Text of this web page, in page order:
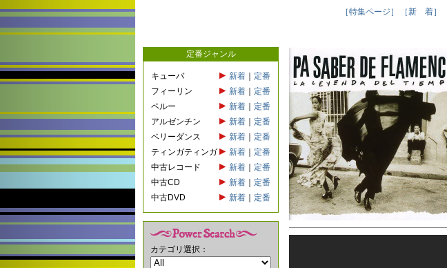
［特集ページ］ ［新 着］
定番ジャンル
キューバ 新着
定番
フィーリン
新着
定番
ペルー
新着
定番
アルゼンチン
新着
定番
ベリーダンス
新着
定番
ティンガティンガ
新着
定番
中古レコード
新着
定番
中古CD
新着
定番
中古DVD
新着 定番
カテゴリ選択：